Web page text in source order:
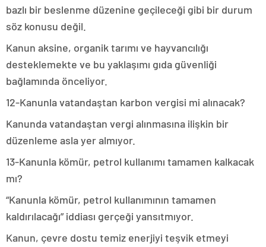
bazlı bir beslenme düzenine geçileceği gibi bir durum
söz konusu değil.
Kanun aksine, organik tarımı ve hayvancılığı
desteklemekte ve bu yaklaşımı gıda güvenliği
bağlamında önceliyor.
12-Kanunla vatandaştan karbon vergisi mi alınacak?
Kanunda vatandaştan vergi alınmasına ilişkin bir
düzenleme asla yer almıyor.
13-Kanunla kömür, petrol kullanımı tamamen kalkacak
mı?
“Kanunla kömür, petrol kullanımının tamamen
kaldırılacağı” iddiası gerçeği yansıtmıyor.
Kanun, çevre dostu temiz enerjiyi teşvik etmeyi